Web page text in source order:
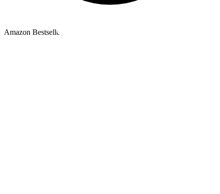
Amazon Bestseller